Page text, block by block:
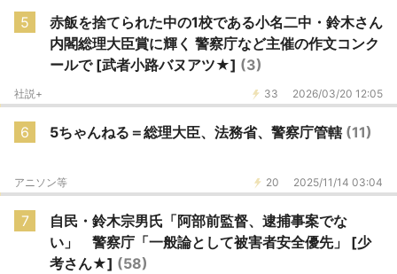
5
赤飯を捨てられた中の1校である小名二中・鈴木さん
内閣総理大臣賞に輝く 警察庁など主催の作文コンク
ールで [武者小路バヌアツ★] (3)
33 2026/03/20 12:05
社説+
6 5ちゃんねる＝総理大臣、法務省、警察庁管轄 (11)
20 2025/11/14 03:04
アニソン等
7
自民・鈴木宗男氏「阿部前監督、逮捕事案でな
い」 警察庁「一般論として被害者安全優先」 [少
考さん★] (58)